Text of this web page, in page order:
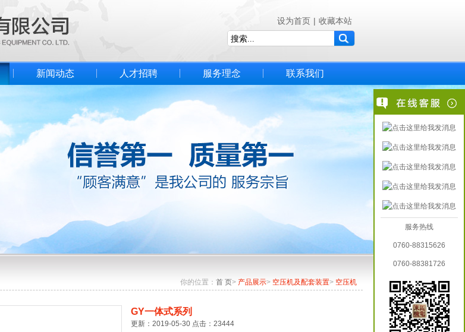
设为首页 | 收藏本站
新闻动态 人才招聘 服务理念 联系我们
你的位置： 首 页> 产品展示> 空压机及配套装置> 空压机
GY一体式系列
更新：2019-05-30 点击：23444
服务热线
0760-88315626
0760-88381726